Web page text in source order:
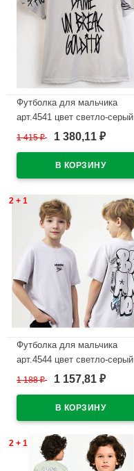
Футболка для мальчика
арт.4541 цвет светло-серый
В наличии
1 415₽ 1 380,11 ₽
2 + 1
Футболка для мальчика
арт.4544 цвет светло-серый
В наличии
1 188₽ 1 157,81 ₽
2 + 1